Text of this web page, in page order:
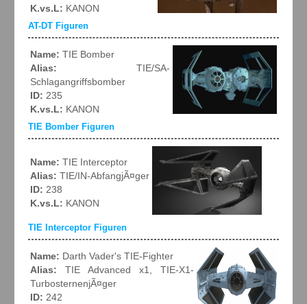
K.vs.L: KANON
AT-DT Figuren
Name: TIE Bomber
Alias: TIE/SA-
Schlagangriffsbomber
ID: 235
K.vs.L: KANON
TIE Bomber Figuren
Name: TIE Interceptor
Alias: TIE/IN-AbfangjÃ¤ger
ID: 238
K.vs.L: KANON
TIE Interceptor Figuren
Name: Darth Vader's TIE-Fighter
Alias: TIE Advanced x1, TIE-X1-
TurbosternenjÃ¤ger
ID: 242